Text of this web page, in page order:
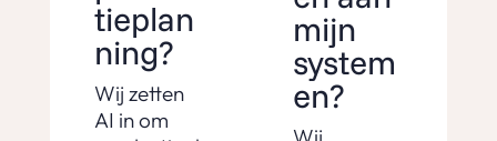
tieplan
ning?
Wij zetten
AI in om
mijn
system
en?